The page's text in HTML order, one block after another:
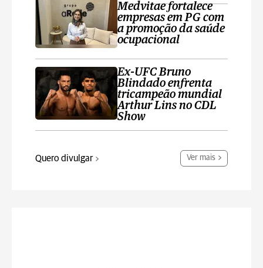
Medvitae fortalece
empresas em PG com
a promoção da saúde
ocupacional
Ex-UFC Bruno
Blindado enfrenta
tricampeão mundial
Arthur Lins no CDL
Show
Quero divulgar Ver mais